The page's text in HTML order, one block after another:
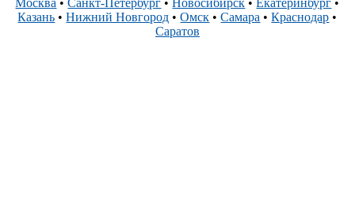
Москва •Санкт-Петербург •Новосибирск •Екатеринбург •
Казань •Нижний Новгород •Омск •Самара •Краснодар •
Саратов